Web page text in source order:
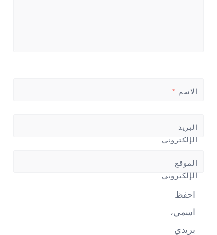
الاسم *
البريد
الإلكتروني
*
الموقع
الإلكتروني
احفظ
اسمي،
بريدي